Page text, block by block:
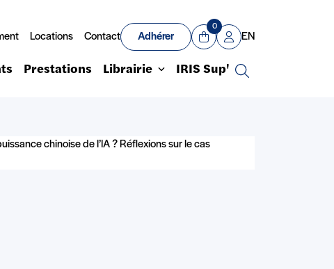
Locations Contact Adhérer
Panier
0
Mon compte
EN
Prestations Librairie IRIS Sup'
Recherche